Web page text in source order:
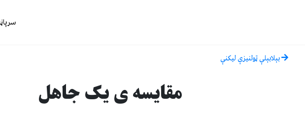
بېلابېلې ټولنيزې ليکنې
مقایسه ی یک جاهل